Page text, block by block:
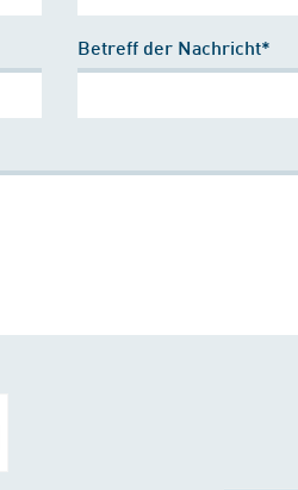
Betreff der Nachricht*